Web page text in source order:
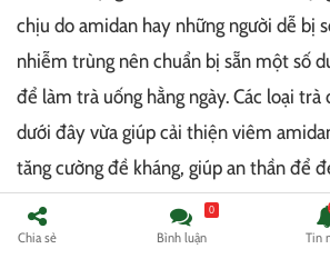
chịu do amidan hay những người dễ bị
nhiễm trùng nên chuẩn bị sẵn một số
để làm trà uống hằng ngày. Các loại
dưới đây vừa giúp cải thiện viêm
tăng cường đề kháng, giúp an thần để
tuyệt vời nhất cho người bệnh.
Chia sẻ Bình luận
0
Tin